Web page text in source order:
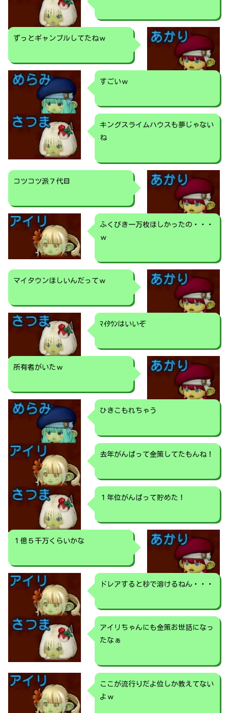
ずっとギャンブルしてたねｗ
すごいｗ
キングスライムハウスも夢じゃない
ね
コツコツ派７代目
ふくびき一万枚ほしかったの・・・
ｗ
マイタウンほしいんだってｗ
ﾏｲﾀｳﾝはいいぞ
所有者がいたｗ
ひきこもれちゃう
去年がんばって金策してたもんね！
１年位がんばって貯めた！
１億５千万くらいかな
ドレアすると秒で溶けるねん・・・
アイリちゃんにも金策お世話になっ
たなぁ
ここが流行りだよ位しか教えてない
よｗ